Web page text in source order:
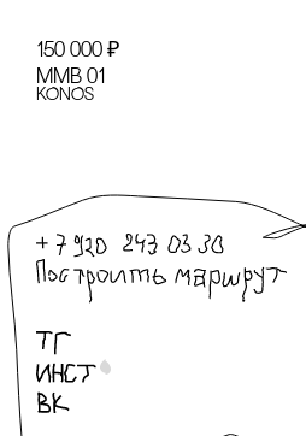
150 000 ₽
MMB 01
KONOS